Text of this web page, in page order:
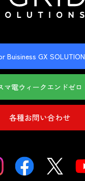
Buisiness GX SOLUTION
マ電ウィークエンドゼロ
各種お問い合わせ